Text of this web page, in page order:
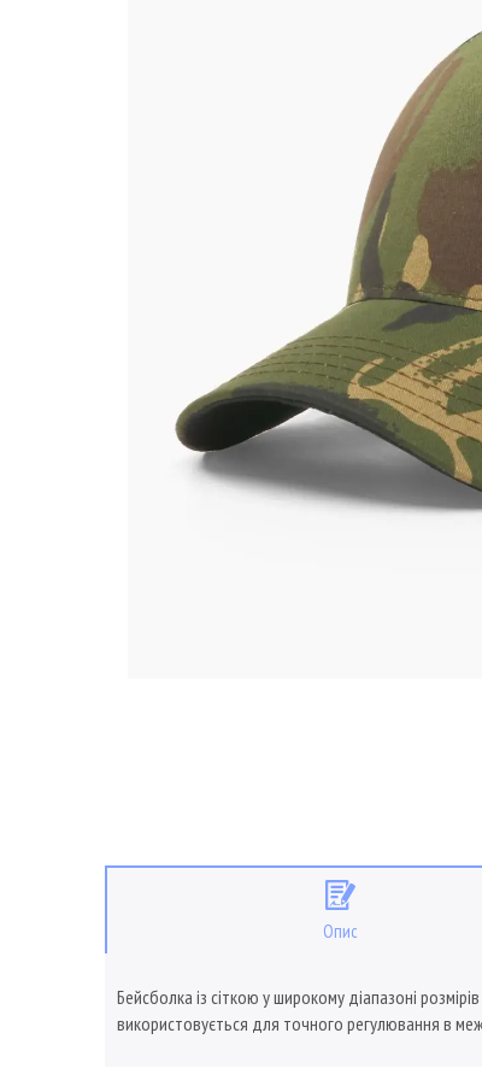
Опис
Бейсболка із сіткою у широкому діапазоні
використовується для точного регулювання в